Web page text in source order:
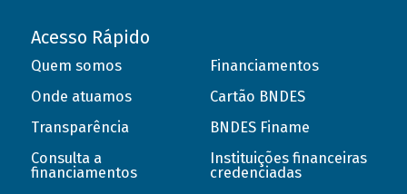
Acesso Rápido
Quem somos
Onde atuamos
Transparência
Consulta a
financiamentos
Financiamentos
Cartão BNDES
BNDES Finame
Instituições financeiras
credenciadas